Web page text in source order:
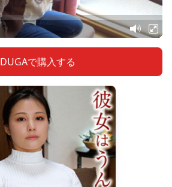
DUGAで購入する